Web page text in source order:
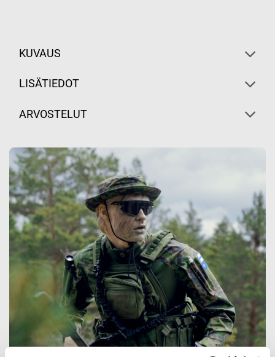
KUVAUS
LISÄTIEDOT
ARVOSTELUT